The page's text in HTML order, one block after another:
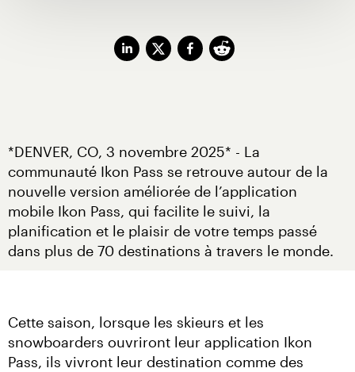
*DENVER, CO, 3 novembre 2025* - La
communauté Ikon Pass se retrouve autour de la
nouvelle version améliorée de l’application
mobile Ikon Pass, qui facilite le suivi, la
planification et le plaisir de votre temps passé
dans plus de 70 destinations à travers le monde.
Cette saison, lorsque les skieurs et les
snowboarders ouvriront leur application Ikon
Pass, ils vivront leur destination comme des